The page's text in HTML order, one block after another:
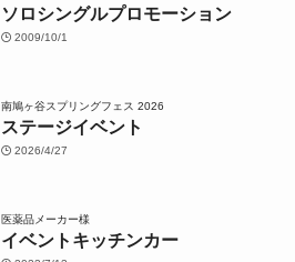
ソロシングルプロモーション
2009/10/1
南鳩ヶ谷スプリングフェス 2026
ステージイベント
2026/4/27
医薬品メーカー様
イベントキッチンカー